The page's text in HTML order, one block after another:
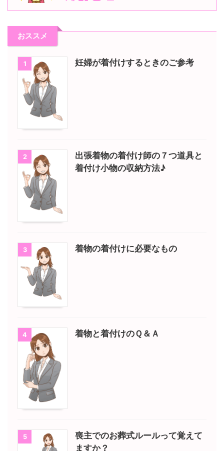
おススメ
1 妊婦が着付けするときのご参考
2
出張着物の着付け師の７つ道具と
着付け小物の収納方法♪
3 着物の着付けに必要なもの
4 着物と着付けのＱ＆Ａ
5
喪主でのお葬式ルールって覚えて
ますか？